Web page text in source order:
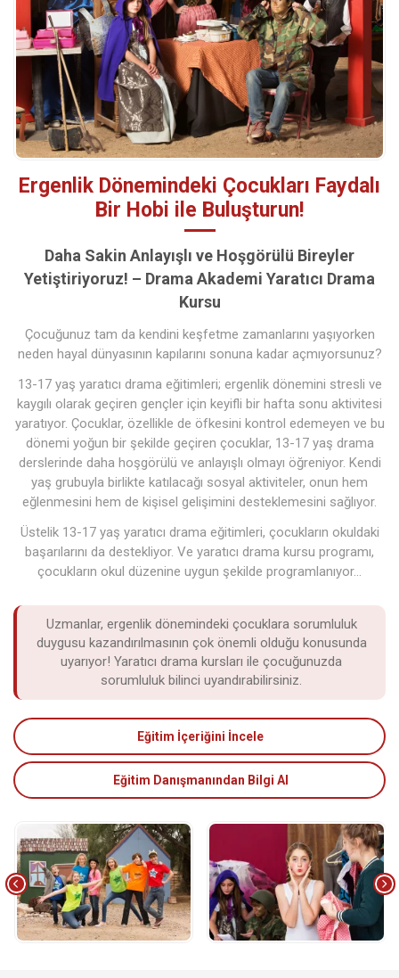
Ergenlik Dönemindeki Çocukları Faydalı
Bir Hobi ile Buluşturun!
Daha Sakin Anlayışlı ve Hoşgörülü Bireyler
Yetiştiriyoruz! – Drama Akademi Yaratıcı Drama
Kursu
Çocuğunuz tam da kendini keşfetme zamanlarını yaşıyorken
neden hayal dünyasının kapılarını sonuna kadar açmıyorsunuz?
13-17 yaş yaratıcı drama eğitimleri; ergenlik dönemini stresli ve
kaygılı olarak geçiren gençler için keyifli bir hafta sonu aktivitesi
yaratıyor. Çocuklar, özellikle de öfkesini kontrol edemeyen ve bu
dönemi yoğun bir şekilde geçiren çocuklar, 13-17 yaş drama
derslerinde daha hoşgörülü ve anlayışlı olmayı öğreniyor. Kendi
yaş grubuyla birlikte katılacağı sosyal aktiviteler, onun hem
eğlenmesini hem de kişisel gelişimini desteklemesini sağlıyor.
Üstelik 13-17 yaş yaratıcı drama eğitimleri, çocukların okuldaki
başarılarını da destekliyor. Ve yaratıcı drama kursu programı,
çocukların okul düzenine uygun şekilde programlanıyor…
Uzmanlar, ergenlik dönemindeki çocuklara sorumluluk
duygusu kazandırılmasının çok önemli olduğu konusunda
uyarıyor! Yaratıcı drama kursları ile çocuğunuzda
sorumluluk bilinci uyandırabilirsiniz.
Eğitim İçeriğini İncele
Eğitim Danışmanından Bilgi Al